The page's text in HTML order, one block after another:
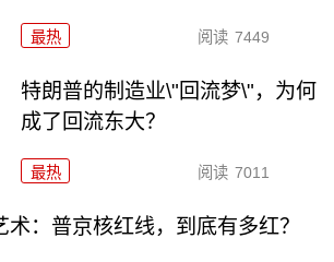
最热 阅读 7449
特朗普的制造业\"回流梦\"，为何
成了回流东大？
最热 阅读 7011
：普京核红线，到底有多红？